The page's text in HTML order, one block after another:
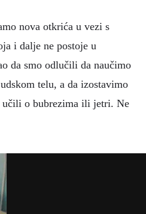
nova otkrića u vezi s
i dalje ne postoje u
da smo odlučili da naučimo
telu, a da izostavimo
učili o bubrezima ili jetri. Ne